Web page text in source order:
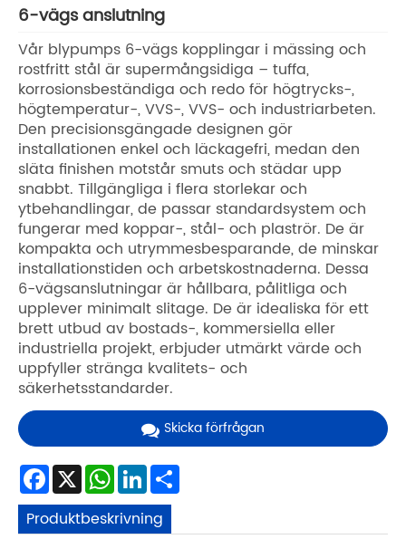
6-vägs anslutning
Vår blypumps 6-vägs kopplingar i mässing och
rostfritt stål är supermångsidiga – tuffa,
korrosionsbeständiga och redo för högtrycks-,
högtemperatur-, VVS-, VVS- och industriarbeten.
Den precisionsgängade designen gör
installationen enkel och läckagefri, medan den
släta finishen motstår smuts och städar upp
snabbt. Tillgängliga i flera storlekar och
ytbehandlingar, de passar standardsystem och
fungerar med koppar-, stål- och plaströr. De är
kompakta och utrymmesbesparande, de minskar
installationstiden och arbetskostnaderna. Dessa
6-vägsanslutningar är hållbara, pålitliga och
upplever minimalt slitage. De är idealiska för ett
brett utbud av bostads-, kommersiella eller
industriella projekt, erbjuder utmärkt värde och
uppfyller stränga kvalitets- och
säkerhetsstandarder.
Skicka förfrågan
Facebook
X WhatsApp
LinkedIn
Produktbeskrivning